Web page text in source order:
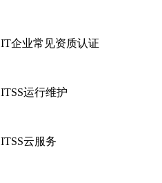
IT企业常见资质认证
ITSS运行维护
ITSS云服务